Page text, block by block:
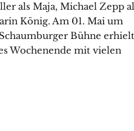
als Maja, Michael Zepp
König. Am 01. Mai um
Bühne erhielt
Wochenende mit vielen